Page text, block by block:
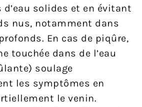
d’eau solides et en évitant
nus, notamment dans
En cas de piqûre,
touchée dans de l’eau
soulage
les symptômes en
le venin.